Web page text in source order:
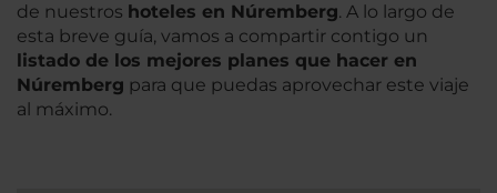
de nuestros hoteles en Núremberg. A lo largo de
esta breve guía, vamos a compartir contigo un
listado de los mejores planes que hacer en
Núremberg para que puedas aprovechar este viaje
al máximo.